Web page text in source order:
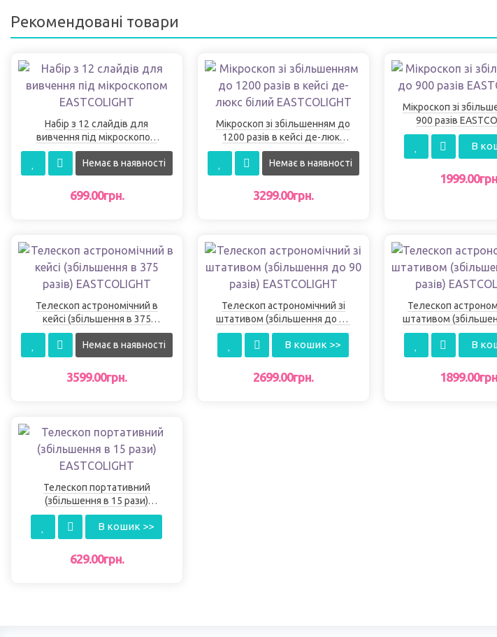
Рекомендовані товари
Набір з 12 слайдів для
вивчення під мікроскопом
EASTCOLІGHT
Немає в наявності
699.00грн.
Мікроскоп зі збільшенням до
1200 разів в кейсі де-люкс
білий EASTCOLІGHT
Немає в наявності
3299.00грн.
Мікроскоп зі
900 разів
В
Телескоп астрономічний в
кейсі (збільшення в 375
разів) EASTCOLІGHT
Немає в наявності
3599.00грн.
Телескоп астрономічний зі
штативом (збільшення до 90
разів) EASTCOLІGHT
В кошик >>
2699.00грн.
Телескоп
штативом
разів)
В
Телескоп портативний
(збільшення в 15 рази)
EASTCOLІGHT
В кошик >>
629.00грн.